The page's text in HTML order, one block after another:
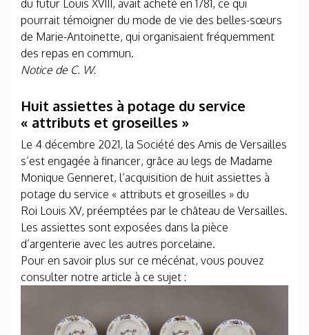
du futur Louis XVIII, avait acheté en 1781, ce qui
pourrait témoigner du mode de vie des belles-sœurs
de Marie-Antoinette, qui organisaient fréquemment
des repas en commun.
Notice de C. W.
Huit assiettes à potage du service
« attributs et groseilles »
Le 4 décembre 2021, la Société des Amis de Versailles
s’est engagée à financer, grâce au legs de Madame
Monique Genneret, l’acquisition de huit assiettes à
potage du service « attributs et groseilles » du
Roi Louis XV, préemptées par le château de Versailles.
Les assiettes sont exposées dans la pièce
d’argenterie avec les autres porcelaine.
Pour en savoir plus sur ce mécénat, vous pouvez
consulter notre article à ce sujet :